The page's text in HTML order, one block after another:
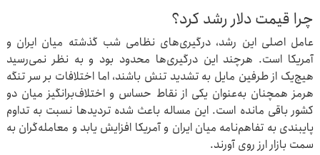
چرا قیمت دلار رشد کرد؟
عامل اصلی این رشد، درگیری‌های نظامی شب گذشته میان ایران و
آمریکا است. هرچند این درگیری‌ها محدود بود و به نظر نمی‌رسید
هیچ‌یک از طرفین مایل به تشدید تنش باشند، اما اختلافات بر سر تنگه
هرمز همچنان به‌عنوان یکی از نقاط حساس و اختلاف‌برانگیز میان دو
کشور باقی مانده است. این مساله باعث شده تردیدها نسبت به تداوم
پایبندی به تفاهم‌نامه میان ایران و آمریکا افزایش یابد و معامله‌گران به
سمت بازار ارز روی آورند.